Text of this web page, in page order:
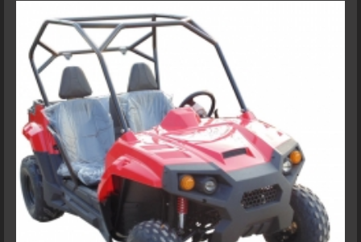
central tipping base further enhance their cargo handling capability.